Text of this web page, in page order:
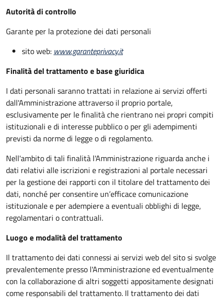
Autorità di controllo
Garante per la protezione dei dati personali
sito web: www.garanteprivacy.it
Finalità del trattamento e base giuridica
I dati personali saranno trattati in relazione ai servizi offerti
dall'Amministrazione attraverso il proprio portale,
esclusivamente per le finalità che rientrano nei propri compiti
istituzionali e di interesse pubblico o per gli adempimenti
previsti da norme di legge o di regolamento.
Nell'ambito di tali finalità l'Amministrazione riguarda anche i
dati relativi alle iscrizioni e registrazioni al portale necessari
per la gestione dei rapporti con il titolare del trattamento dei
dati, nonché per consentire un’efficace comunicazione
istituzionale e per adempiere a eventuali obblighi di legge,
regolamentari o contrattuali.
Luogo e modalità del trattamento
Il trattamento dei dati connessi ai servizi web del sito si svolge
prevalentemente presso l'Amministrazione ed eventualmente
con la collaborazione di altri soggetti appositamente designati
come responsabili del trattamento. Il trattamento dei dati